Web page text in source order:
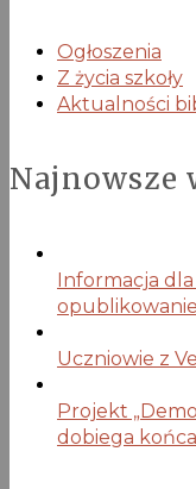
Ogłoszenia
Z życia szkoły
Aktualności
Najnowsze
Informacja
Uczniowie z
Projekt
dobiega końca